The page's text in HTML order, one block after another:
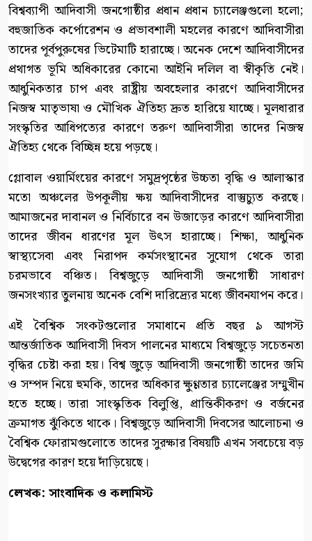
বিশ্বব্যাপী আদিবাসী জনগোষ্ঠীর প্রধান প্রধান চ্যালেঞ্জগুলো হলো;
বহুজাতিক কর্পোরেশন ও প্রভাবশালী মহলের কারণে আদিবাসীরা
তাদের পূর্বপুরুষের ভিটেমাটি হারাচ্ছে। অনেক দেশে আদিবাসীদের
প্রথাগত ভূমি অধিকারের কোনো আইনি দলিল বা স্বীকৃতি নেই।
আধুনিকতার চাপ এবং রাষ্ট্রীয় অবহেলার কারণে আদিবাসীদের
নিজস্ব মাতৃভাষা ও মৌখিক ঐতিহ্য দ্রুত হারিয়ে যাচ্ছে। মূলধারার
সংস্কৃতির আধিপত্যের কারণে তরুণ আদিবাসীরা তাদের নিজস্ব
ঐতিহ্য থেকে বিচ্ছিন্ন হয়ে পড়ছে।
গ্লোবাল ওয়ার্মিংয়ের কারণে সমুদ্রপৃষ্ঠের উচ্চতা বৃদ্ধি ও আলাস্কার
মতো অঞ্চলের উপকূলীয় ক্ষয় আদিবাসীদের বাস্তুচ্যুত করছে।
আমাজনের দাবানল ও নির্বিচারে বন উজাড়ের কারণে আদিবাসীরা
তাদের জীবন ধারণের মূল উৎস হারাচ্ছে। শিক্ষা, আধুনিক
স্বাস্থ্যসেবা এবং নিরাপদ কর্মসংস্থানের সুযোগ থেকে তারা
চরমভাবে বঞ্চিত। বিশ্বজুড়ে আদিবাসী জনগোষ্ঠী সাধারণ
জনসংখ্যার তুলনায় অনেক বেশি দারিদ্র্যের মধ্যে জীবনযাপন করে।
এই বৈশ্বিক সংকটগুলোর সমাধানে প্রতি বছর ৯ আগস্ট
আন্তর্জাতিক আদিবাসী দিবস পালনের মাধ্যমে বিশ্বজুড়ে সচেতনতা
বৃদ্ধির চেষ্টা করা হয়। বিশ্ব জুড়ে আদিবাসী জনগোষ্ঠী তাদের জমি
ও সম্পদ নিয়ে হুমকি, তাদের অধিকার ক্ষুণ্ণতার চ্যালেঞ্জের সম্মুখীন
হতে হচ্ছে। তারা সাংস্কৃতিক বিলুপ্তি, প্রান্তিকীকরণ ও বর্জনের
ক্রমাগত ঝুঁকিতে থাকে। বিশ্বজুড়ে আদিবাসী দিবসের আলোচনা ও
বৈশ্বিক ফোরামগুলোতে তাদের সুরক্ষার বিষয়টি এখন সবচেয়ে বড়
উদ্বেগের কারণ হয়ে দাঁড়িয়েছে।
লেখক: সাংবাদিক ও কলামিস্ট